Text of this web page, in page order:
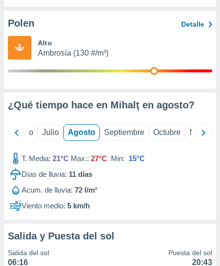
e
mediante
de
Polen Detalle
Alto
Ambrosía (130 #/m³)
¿Qué tiempo hace en Mihalţ en agosto?
Junio Julio Agosto Septiembre Octubre
T. Media: 21°C Max.: 27°C Min: 15°C
Días de lluvia: 11 días
Acum. de lluvia: 72 l/m²
Viento medio: 5 km/h
Salida y Puesta del sol
Salida del sol
06:16
Puesta del sol
20:43